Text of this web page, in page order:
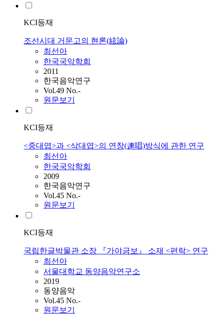
KCI등재
조선시대 거문고의 현론(絃論)
최선아
한국국악학회
2011
한국음악연구
Vol.49 No.-
원문보기
KCI등재
<중대엽>과 <삭대엽>의 연창(連唱)방식에 관한 연구
최선아
한국국악학회
2009
한국음악연구
Vol.45 No.-
원문보기
KCI등재
국립한글박물관 소장 『가야금보』 소재 <편락> 연구
최선아
서울대학교 동양음악연구소
2019
동양음악
Vol.45 No.-
원문보기